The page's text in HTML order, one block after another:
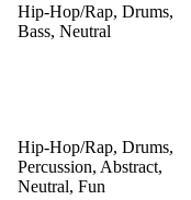
Hip-Hop/Rap, Drums,
Bass, Neutral
Hip-Hop/Rap, Drums,
Percussion, Abstract,
Neutral, Fun